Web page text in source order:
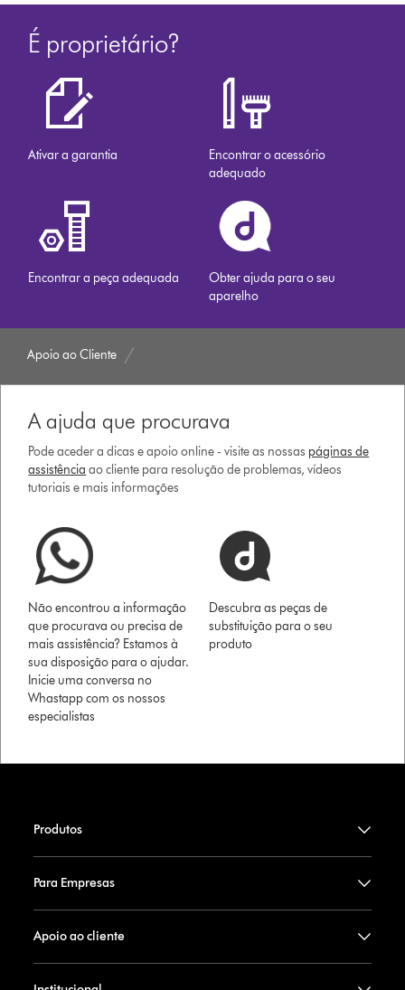
É proprietário?
Ativar a garantia
Encontrar o acessório
adequado
Encontrar a peça adequada
Obter ajuda para o seu
aparelho
Apoio ao Cliente
A ajuda que procurava
Pode aceder a dicas e apoio online - visite as nossas páginas de
assistência ao cliente para resolução de problemas, vídeos
tutoriais e mais informações
Não encontrou a informação
que procurava ou precisa de
mais assistência? Estamos à
sua disposição para o ajudar.
Inicie uma conversa no
Whastapp com os nossos
especialistas
Descubra as peças de
substituição para o seu
produto
Produtos
Para Empresas
Apoio ao cliente